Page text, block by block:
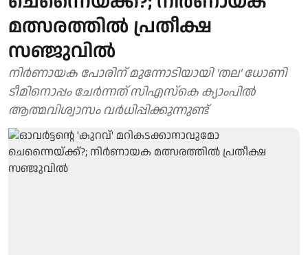
മത്സരത്തില്‍ പ്രതീക്ഷ
സഞ്ജുവില്‍
നിർണായക പോരിന് മുന്നോടിയായി 'തല' ധോണി
ടീമിനൊപ്പം ചേർന്നത് സിഎസ്കെ ക്യാംപില്‍
ആത്മവിശ്വാസം വർധിപ്പിക്കുന്നുണ്ട്